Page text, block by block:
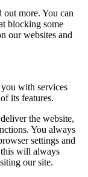
more. You can
blocking some
our websites and
with services
its features.
the website,
You always
settings and
will always
our site.